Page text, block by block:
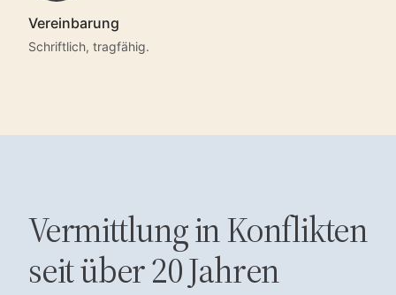
Vereinbarung
Schriftlich, tragfähig.
Vermittlung in Konflikten
seit über 20 Jahren